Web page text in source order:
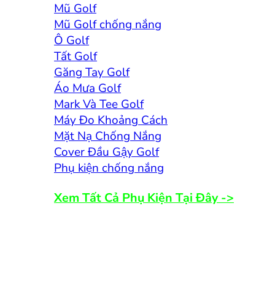
Mũ Golf
Mũ Golf chống nắng
Ô Golf
Tất Golf
Găng Tay Golf
Áo Mưa Golf
Mark Và Tee Golf
Máy Đo Khoảng Cách
Mặt Nạ Chống Nắng
Cover Đầu Gậy Golf
Phụ kiện chống nắng
Xem Tất Cả Phụ Kiện Tại Đây ->